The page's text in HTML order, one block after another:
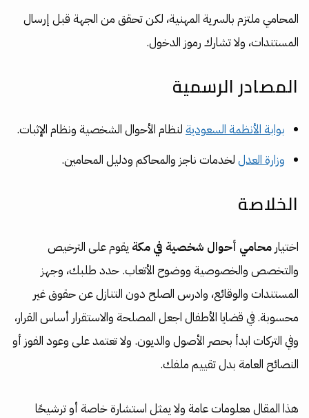
المحامي ملتزم بالسرية المهنية، لكن تحقق من الجهة قبل إرسال
المستندات، ولا تشارك رموز الدخول.
المصادر الرسمية
بوابة الأنظمة السعودية لنظام الأحوال الشخصية ونظام الإثبات.
وزارة العدل لخدمات ناجز والمحاكم ودليل المحامين.
الخلاصة
اختيار محامي أحوال شخصية في مكة يقوم على الترخيص
والتخصص والخصوصية ووضوح الأتعاب. حدد طلبك، وجهز
المستندات والوقائع، وادرس الصلح دون التنازل عن حقوق غير
محسوبة. في قضايا الأطفال اجعل المصلحة والاستقرار أساس القرار،
وفي التركات ابدأ بحصر الأصول والديون. ولا تعتمد على وعود الفوز أو
النصائح العامة بدل تقييم ملفك.
هذا المقال معلومات عامة ولا يمثل استشارة خاصة أو ترشيحًا